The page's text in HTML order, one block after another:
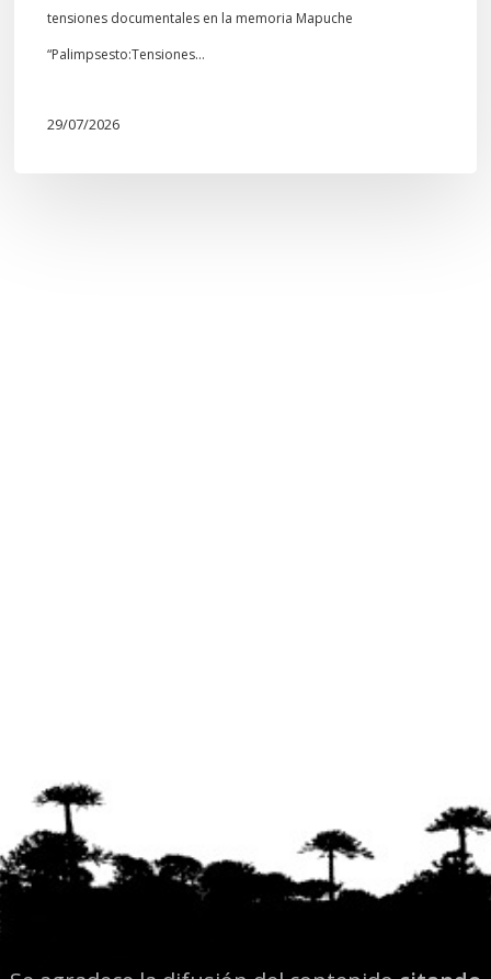
tensiones documentales en la memoria Mapuche
“Palimpsesto:Tensiones…
29/07/2026